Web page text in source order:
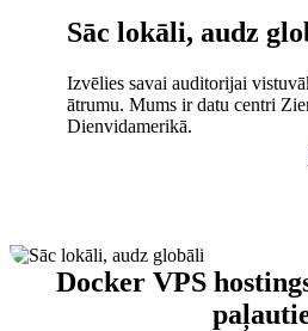
Sāc lokāli, audz
Izvēlies savai auditorijai
ātrumu. Mums ir datu centri
Dienvidamerikā.
Docker VPS